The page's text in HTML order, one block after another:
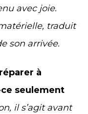
avec joie.
traduit
son arrivée.
à
seulement
il s’agit avant